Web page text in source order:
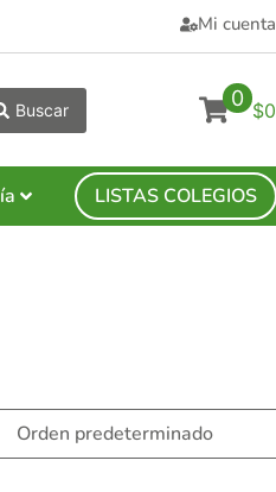
Mi cuenta
Buscar 0 $0
LISTAS COLEGIOS